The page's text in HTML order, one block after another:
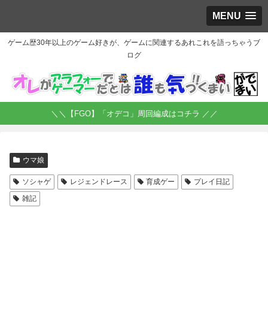
MENU
ゲーム歴30年以上のゲーム好きが、ゲームに関連するあれこれを語っちゃうブ
ログ
＼＼【FGO】「オデコ」周回編成はコチラ ／／
ウマ娘
ソシャゲ レジェンドレース 育成ゲー
プレイ日記
雑記